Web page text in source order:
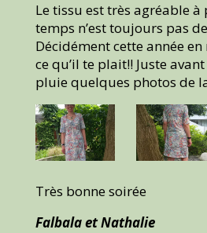
Le tissu est très agréable
temps n’est toujours pas
Décidément cette année
ce qu’il te plait!! Juste
pluie quelques photos de
Très bonne soirée
Falbala et Nathalie